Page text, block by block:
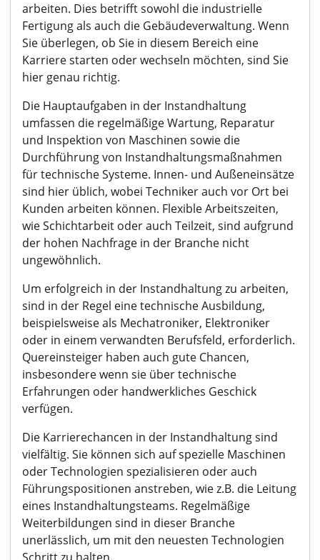
arbeiten. Dies betrifft sowohl die industrielle
Fertigung als auch die Gebäudeverwaltung. Wenn
Sie überlegen, ob Sie in diesem Bereich eine
Karriere starten oder wechseln möchten, sind Sie
hier genau richtig.
Die Hauptaufgaben in der Instandhaltung
umfassen die regelmäßige Wartung, Reparatur
und Inspektion von Maschinen sowie die
Durchführung von Instandhaltungsmaßnahmen
für technische Systeme. Innen- und Außeneinsätze
sind hier üblich, wobei Techniker auch vor Ort bei
Kunden arbeiten können. Flexible Arbeitszeiten,
wie Schichtarbeit oder auch Teilzeit, sind aufgrund
der hohen Nachfrage in der Branche nicht
ungewöhnlich.
Um erfolgreich in der Instandhaltung zu arbeiten,
sind in der Regel eine technische Ausbildung,
beispielsweise als Mechatroniker, Elektroniker
oder in einem verwandten Berufsfeld, erforderlich.
Quereinsteiger haben auch gute Chancen,
insbesondere wenn sie über technische
Erfahrungen oder handwerkliches Geschick
verfügen.
Die Karrierechancen in der Instandhaltung sind
vielfältig. Sie können sich auf spezielle Maschinen
oder Technologien spezialisieren oder auch
Führungspositionen anstreben, wie z.B. die Leitung
eines Instandhaltungsteams. Regelmäßige
Weiterbildungen sind in dieser Branche
unerlässlich, um mit den neuesten Technologien